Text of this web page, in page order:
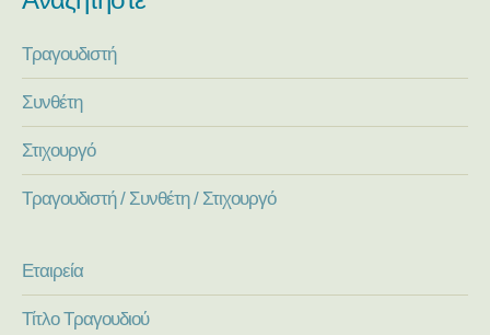
Τραγουδιστή
Συνθέτη
Στιχουργό
Τραγουδιστή / Συνθέτη / Στιχουργό
Εταιρεία
Τίτλο Τραγουδιού